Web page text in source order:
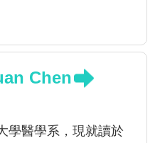
Chen
學醫學系，現就讀於